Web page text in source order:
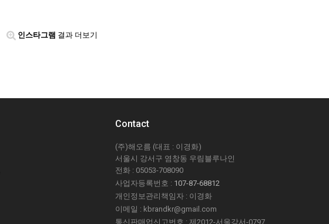
인스타그램 결과 더보기
Contact
(주)해오름 (대표 : 이경화)
서울시 강서구 염창동 우림블루나인
전화 : 05053-708090
사업자등록번호 : 107-87-68812
개인정보관리책임자 : 이경화
이메일 : kbrandkr@gmail.com
통신판매업신고번호 : 제2012-서울강서-0797